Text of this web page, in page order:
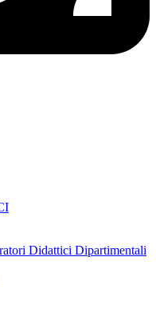
Didattici Dipartimentali